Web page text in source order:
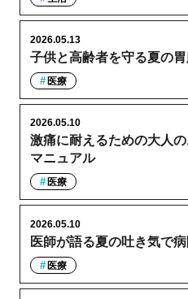
子供と高齢者を守る夏の
2026.05.13
医療
激痛に耐えるための大人
マニュアル
2026.05.10
医療
医師が語る夏の吐き気で
2026.05.10
医療